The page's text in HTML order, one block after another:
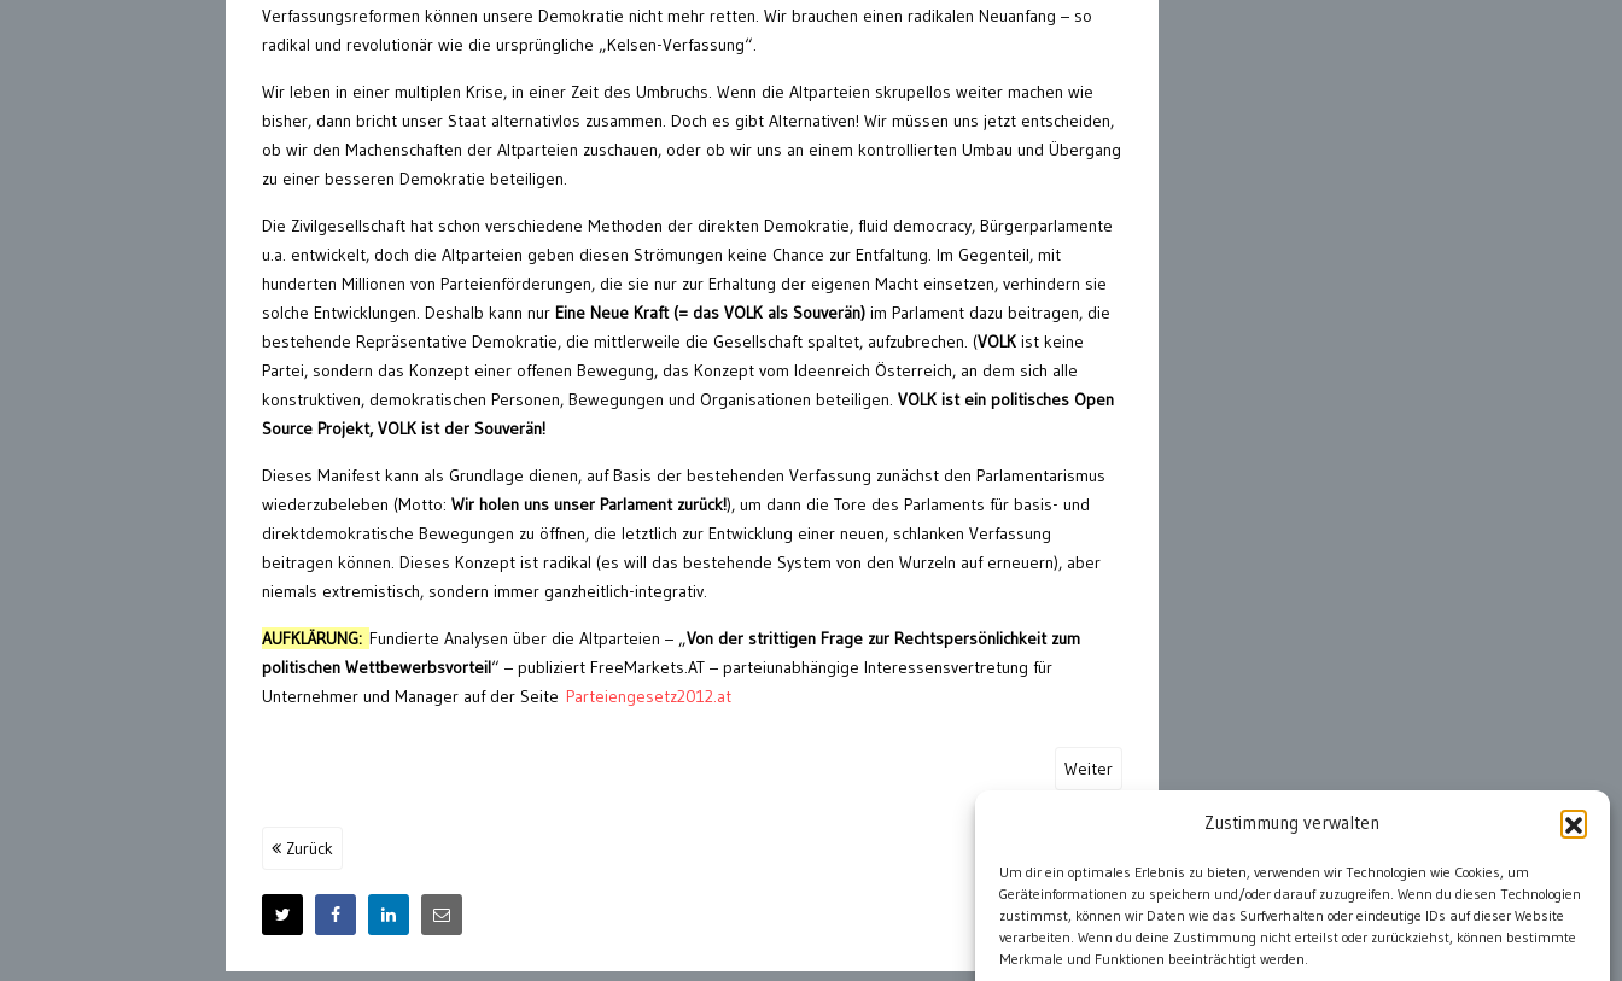
Zustimmung verwalten
Um dir ein optimales Erlebnis zu bieten, verwenden wir Technologien wie Cookies, um
Geräteinformationen zu speichern und/oder darauf zuzugreifen. Wenn du diesen Technologien
zustimmst, können wir Daten wie das Surfverhalten oder eindeutige IDs auf dieser Website
verarbeiten. Wenn du deine Zustimmung nicht erteilst oder zurückziehst, können bestimmte
Merkmale und Funktionen beeinträchtigt werden.
Verfassungsreformen können unsere Demokratie nicht mehr retten. Wir brauchen einen radikalen Neuanfang – so
radikal und revolutionär wie die ursprüngliche „Kelsen-Verfassung“.
Wir leben in einer multiplen Krise, in einer Zeit des Umbruchs. Wenn die Altparteien skrupellos weiter machen wie
bisher, dann bricht unser Staat alternativlos zusammen. Doch es gibt Alternativen! Wir müssen uns jetzt entscheiden,
ob wir den Machenschaften der Altparteien zuschauen, oder ob wir uns an einem kontrollierten Umbau und Übergang
zu einer besseren Demokratie beteiligen.
Die Zivilgesellschaft hat schon verschiedene Methoden der direkten Demokratie, fluid democracy, Bürgerparlamente
u.a. entwickelt, doch die Altparteien geben diesen Strömungen keine Chance zur Entfaltung. Im Gegenteil, mit
hunderten Millionen von Parteienförderungen, die sie nur zur Erhaltung der eigenen Macht einsetzen, verhindern sie
solche Entwicklungen. Deshalb kann nur Eine Neue Kraft (= das VOLK als Souverän) im Parlament dazu beitragen, die
bestehende Repräsentative Demokratie, die mittlerweile die Gesellschaft spaltet, aufzubrechen. (VOLK ist keine
Partei, sondern das Konzept einer offenen Bewegung, das Konzept vom Ideenreich Österreich, an dem sich alle
konstruktiven, demokratischen Personen, Bewegungen und Organisationen beteiligen. VOLK ist ein politisches Open
Source Projekt, VOLK ist der Souverän!
Dieses Manifest kann als Grundlage dienen, auf Basis der bestehenden Verfassung zunächst den Parlamentarismus
wiederzubeleben (Motto: Wir holen uns unser Parlament zurück!), um dann die Tore des Parlaments für basis- und
direktdemokratische Bewegungen zu öffnen, die letztlich zur Entwicklung einer neuen, schlanken Verfassung
beitragen können. Dieses Konzept ist radikal (es will das bestehende System von den Wurzeln auf erneuern), aber
niemals extremistisch, sondern immer ganzheitlich-integrativ.
AUFKLÄRUNG: Fundierte Analysen über die Altparteien – „Von der strittigen Frage zur Rechtspersönlichkeit zum
politischen Wettbewerbsvorteil“ – publiziert FreeMarkets.AT – parteiunabhängige Interessensvertretung für
Unternehmer und Manager auf der Seite Parteiengesetz2012.at
Weiter
Zurück